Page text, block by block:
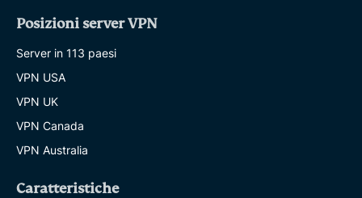
Posizioni server VPN
Server in 113 paesi
VPN USA
VPN UK
VPN Canada
VPN Australia
Caratteristiche